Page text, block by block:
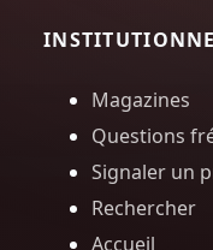
Magazines
Questions
Signaler un
Rechercher
Accueil